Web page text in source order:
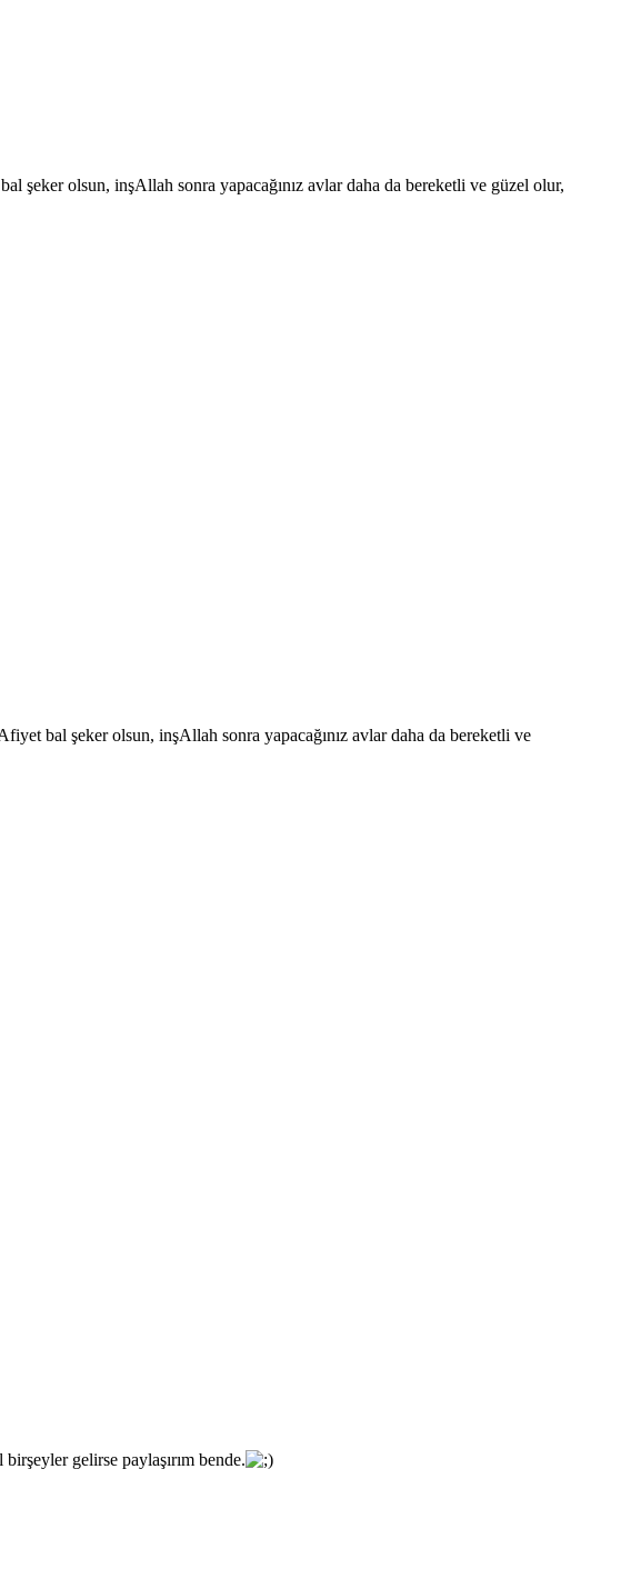
şeker olsun, inşAllah sonra yapacağınız avlar daha da bereketli ve güzel olur,
bal şeker olsun, inşAllah sonra yapacağınız avlar daha da bereketli ve
gelirse paylaşırım bende.